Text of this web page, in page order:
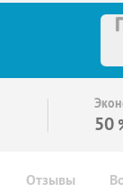
50
Отзывы